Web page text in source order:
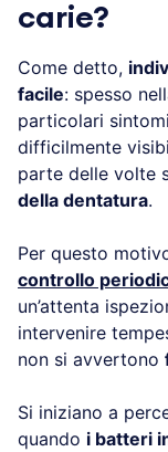
carie?
Come detto,
facile: spesso
particolari
difficilmente
parte delle volte
della dentatura.
Per questo
controllo
un’attenta
intervenire
non si avvertono
Si iniziano a
quando i batteri